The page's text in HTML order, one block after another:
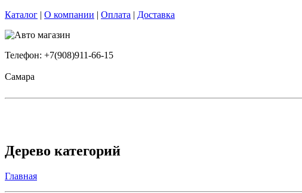
Каталог | О компании | Оплата | Доставка
Телефон: +7(908)911-66-15
Самара
Дерево категорий
Главная